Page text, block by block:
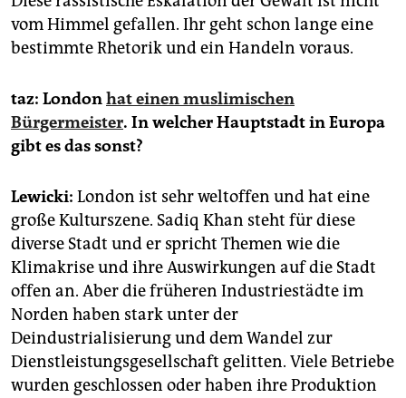
vom Himmel gefallen. Ihr geht schon lange eine
bestimmte Rhetorik und ein Handeln voraus.
taz: Londonhat einen muslimischen
Bürgermeister. In welcher Hauptstadt in Europa
gibt es das sonst?
Lewicki: London ist sehr weltoffen und hat eine
große Kulturszene. Sadiq Khan steht für diese
diverse Stadt und er spricht Themen wie die
Klimakrise und ihre Auswirkungen auf die Stadt
offen an. Aber die früheren Industriestädte im
Norden haben stark unter der
Deindustrialisierung und dem Wandel zur
Dienstleistungsgesellschaft gelitten. Viele Betriebe
wurden geschlossen oder haben ihre Produktion